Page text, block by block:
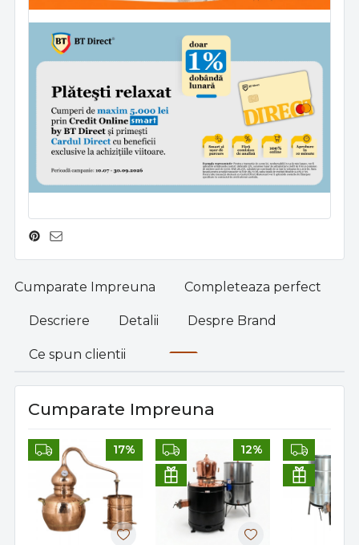
Cumparate Impreuna Completeaza perfect
Descriere Detalii Despre Brand
Ce spun clientii
Cumparate Impreuna
17% 12%